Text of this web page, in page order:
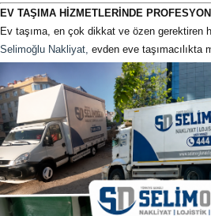
EV TAŞIMA HİZMETLERİNDE
Ev taşıma, en çok dikkat ve özen gerektiren
Selimoğlu Nakliyat, evden eve taşımacılıkta